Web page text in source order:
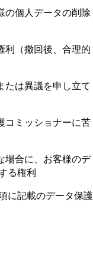
の個人データの削除
利（撤回後、合理的
たは異議を申し立て
コミッショナーに苦
場合に、お客様のデ
る権利
に記載のデータ保護